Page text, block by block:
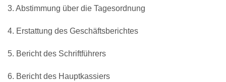
3. Abstimmung über die Tagesordnung
4. Erstattung des Geschäftsberichtes
5. Bericht des Schriftführers
6. Bericht des Hauptkassiers